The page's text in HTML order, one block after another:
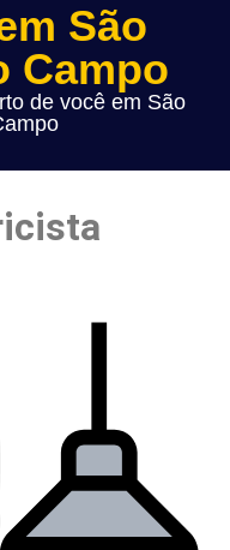
São
Campo
de você em São